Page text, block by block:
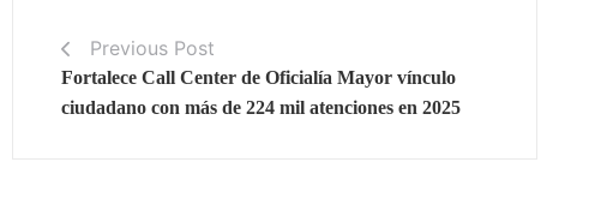
Previous Post
Fortalece Call Center de Oficialía Mayor vínculo
ciudadano con más de 224 mil atenciones en 2025